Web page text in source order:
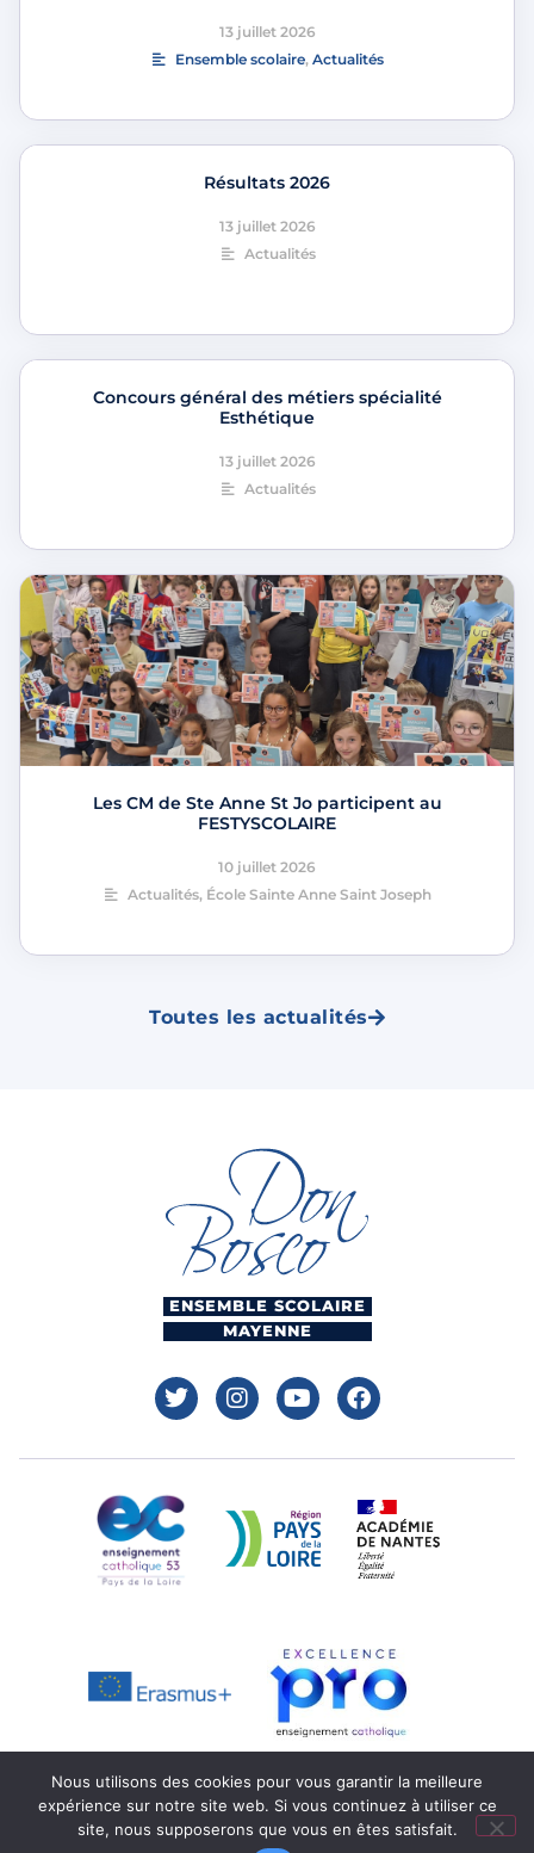
13 juillet 2026
Ensemble scolaire, Actualités
Résultats 2026
13 juillet 2026
Actualités
Concours général des métiers spécialité
Esthétique
13 juillet 2026
Actualités
Les CM de Ste Anne St Jo participent au
FESTYSCOLAIRE
10 juillet 2026
Actualités, École Sainte Anne Saint Joseph
Toutes les actualités
ENSEMBLE SCOLAIRE
MAYENNE
Mentions légales Réalisation : Ekole.fr
Nous utilisons des cookies pour vous garantir la meilleure
expérience sur notre site web. Si vous continuez à utiliser ce
site, nous supposerons que vous en êtes satisfait.